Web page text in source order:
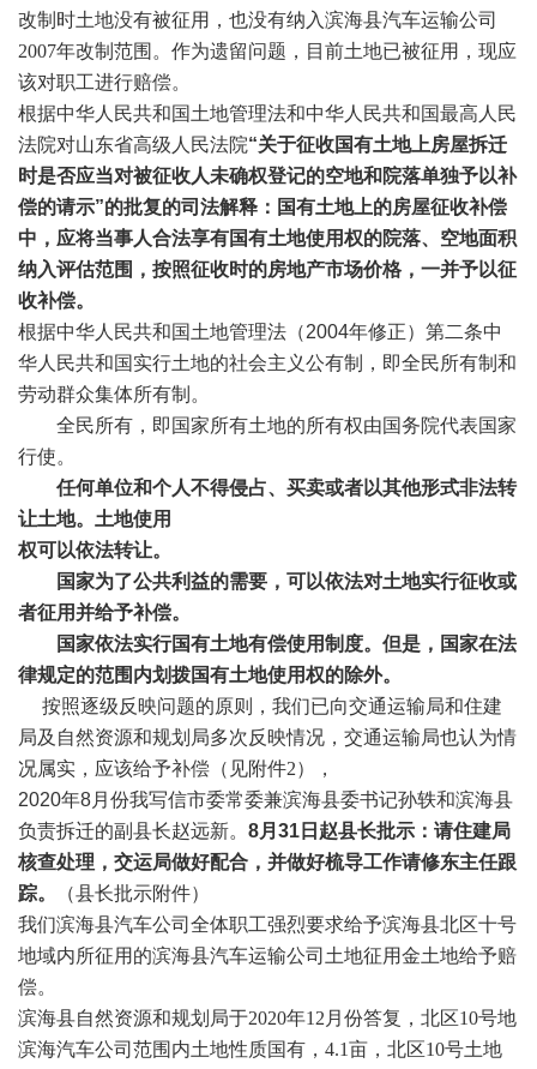
改制时土地没有被征用，也没有纳入滨海县汽车运输公司
2007年改制范围。作为遗留问题，目前土地已被征用，现应
该对职工进行赔偿。
根据中华人民共和国土地管理法和中华人民共和国最高人民
法院对山东省高级人民法院“关于征收国有土地上房屋拆迁
时是否应当对被征收人未确权登记的空地和院落单独予以补
偿的请示”的批复的司法解释 ：国有土地上的房屋征收补偿
中，应将当事人合法享有国有土地使用权的院落、空地面积
纳入评估范围，按照征收时的房地产市场价格，一并予以征
收补偿。
根据中华人民共和国土地管理法（2004年修正） 第二条中
华人民共和国实行土地的社会主义公有制，即全民所有制和
劳动群众集体所有制。
全民所有，即国家所有土地的所有权由国务院代表国家
行使。
任何单位和个人不得侵占、买卖或者以其他形式非法转
让土地。土地使用
权可以依法转让。
国家为了公共利益的需要，可以依法对土地实行征收或
者征用并给予补偿。
国家依法实行国有土地有偿使用制度。但是，国家在法
律规定的范围内划拨国有土地使用权的除外。
按照逐级反映问题的原则，我们已向交通运输局和住建
局及自然资源和规划局多次反映情况，交通运输局也认为情
况属实，应该给予补偿（见附件2），
2020年8月份我写信市委常委兼滨海县委书记孙轶和滨海县
负责拆迁的副县长赵远新。 8月31日赵县长批示：请住建局
核查处理，交运局做好配合，并做好梳导工作请修东主任跟
踪。
（县长批示附件）
我们滨海县汽车公司全体职工强烈要求给予滨海县北区十号
地域内所征用的滨海县汽车运输公司土地征用金土地给予赔
偿。
滨海县自然资源和规划局于2020年12月份答复，北区10号地
滨海汽车公司范围内土地性质国有，4.1亩，北区10号土地